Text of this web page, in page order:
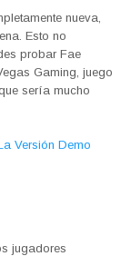
nueva,
Esto no
probar Fae
Gaming, juego
sería mucho
Versión Demo
jugadores